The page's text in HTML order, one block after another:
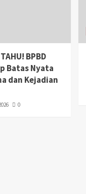
BPBD
Batas Nyata
dan Kejadian
0